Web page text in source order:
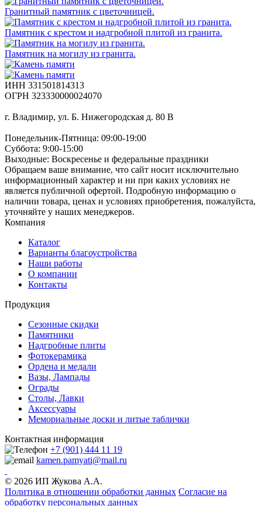
Гранитный памятник с цветочницей.
Памятник с крестом и надгробной плитой из гранита.
Памятник на могилу из гранита.
ИНН 331501814313
ОГРН 323330000024070
г. Владимир, ул. Б. Нижегородская д. 80 В
Понедельник-Пятница: 09:00-19:00
Суббота: 9:00-15:00
Выходные: Воскресенье и федеральные праздники
Обращаем ваше внимание, что сайт носит исключительно
информационный характер и ни при каких условиях не
является публичной офертой. Подробную информацию о
наличии товара, ценах и условиях приобретения, пожалуйста,
уточняйте у наших менеджеров.
Компания
Каталог
Варианты благоустройства
Наши работы
О компании
Контакты
Продукция
Сезонные скидки
Памятники
Надгробные плиты
Фотокерамика
Ордена и медали
Вазы, Лампады
Ограды
Столы, Лавки
Аксессуары
Мемориальные доски и литые таблички
Контактная информация
+7 (901) 444 11 19
kamen.pamyati@mail.ru
© 2026 ИП Жукова А.А.
Политика в отношении обработки данных Cогласие на
обработку персональных данных